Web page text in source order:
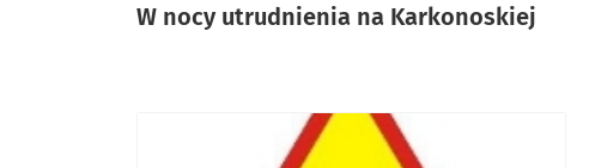
W nocy utrudnienia na Karkonoskiej